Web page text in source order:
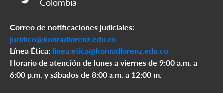
Colombia
Correo de notificaciones judiciales:
juridico@konradlorenz.edu.co
Línea Ética: linea.etica@konradlorenz.edu.co
Horario de atención de lunes a viernes de 9:00 a.m. a
6:00 p.m. y sábados de 8:00 a.m. a 12:00 m.